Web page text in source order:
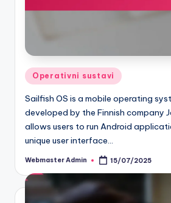
Posted
in
Operativni sustavi
Sailfish OS is a mobile operating
developed by the Finnish company
allows users to run Android
unique user interface…
Posted
Webmaster Admin 15/07/2025